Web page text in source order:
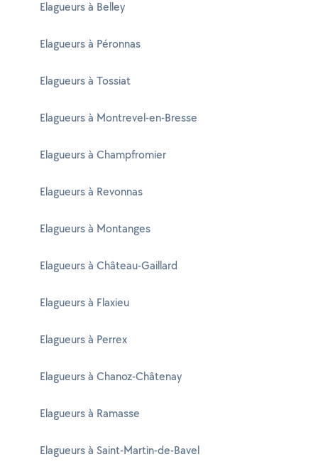
Elagueurs à Belley
Elagueurs à Péronnas
Elagueurs à Tossiat
Elagueurs à Montrevel-en-Bresse
Elagueurs à Champfromier
Elagueurs à Revonnas
Elagueurs à Montanges
Elagueurs à Château-Gaillard
Elagueurs à Flaxieu
Elagueurs à Perrex
Elagueurs à Chanoz-Châtenay
Elagueurs à Ramasse
Elagueurs à Saint-Martin-de-Bavel